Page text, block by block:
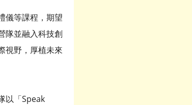
儀等課程，期望
隊並融入科技創
視野，厚植未來
以「Speak